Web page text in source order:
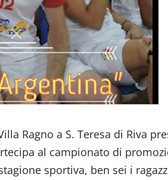
Ragno a S. Teresa di Riva
al campionato di
sportiva, ben sei i